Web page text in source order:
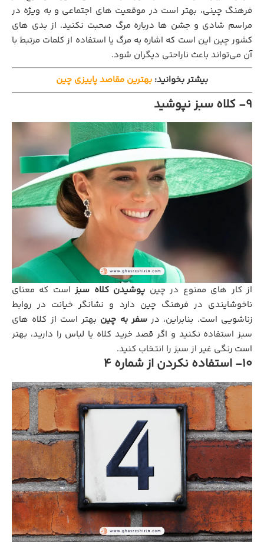
فرهنگ چینی، بهتر است در موقعیت‌ های اجتماعی و به‌ ویژه در
مراسم شادی و جشن‌ ها درباره مرگ صحبت نکنید. از بدی های
کشور چین این است که اشاره به مرگ یا استفاده از کلمات مرتبط با
آن می‌تواند باعث ناراحتی دیگران شود.
بیشتر بخوانید: بهترین مقاصد پاییزی چین
۹- کلاه سبز نپوشید
از کار های ممنوع در چین پوشیدن کلاه سبزاست که معنای
ناخوشایندی در فرهنگ چین دارد و نشانگر خیانت در روابط
زناشویی است. بنابراین، درسفر به چین بهتر است از کلاه‌ های
سبز استفاده نکنید و اگر قصد خرید کلاه یا لباس را دارید، بهتر
است رنگی غیر از سبز را انتخاب کنید.
۱۰- استفاده نکردن از شماره ۴